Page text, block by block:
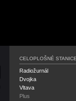
CELOPLOŠNÉ
Radiožurnál
Dvojka
Vltava
Plus